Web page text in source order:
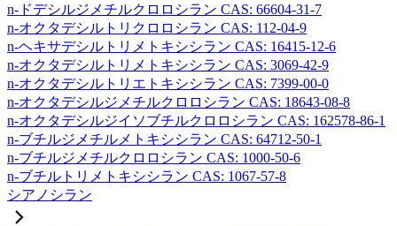
n-ドデシルジメチルクロロシラン CAS: 66604-31-7
n-オクタデシルトリクロロシラン CAS: 112-04-9
n-ヘキサデシルトリメトキシシラン CAS: 16415-12-6
n-オクタデシルトリメトキシシラン CAS: 3069-42-9
n-オクタデシルトリエトキシシラン CAS: 7399-00-0
n-オクタデシルジメチルクロロシラン CAS: 18643-08-8
n-オクタデシルジイソブチルクロロシラン CAS: 162578-86-1
n-ブチルジメチルメトキシシラン CAS: 64712-50-1
n-ブチルジメチルクロロシラン CAS: 1000-50-6
n-ブチルトリメトキシシラン CAS: 1067-57-8
シアノシラン